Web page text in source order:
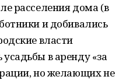
расселения дома (в
и добивались
власти
в аренду «за
но желающих не